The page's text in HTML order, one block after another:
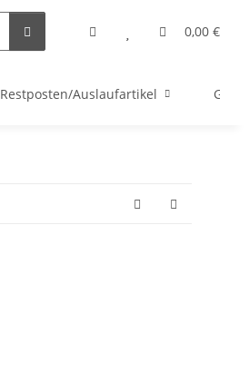
0,00 €
Restposten/Auslaufartikel